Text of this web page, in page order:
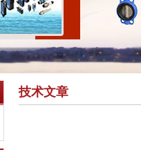
技术文章